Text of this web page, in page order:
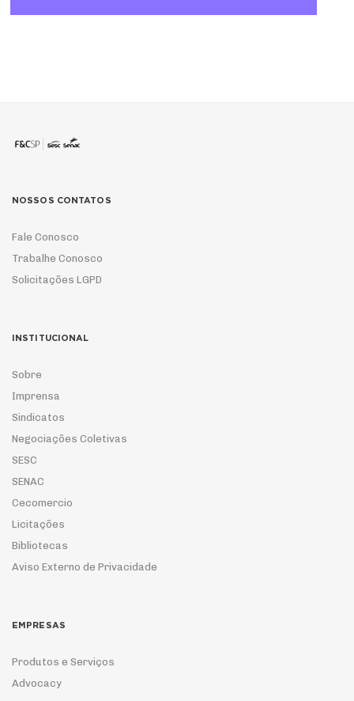
NOSSOS CONTATOS
Fale Conosco
Trabalhe Conosco
Solicitações LGPD
INSTITUCIONAL
Sobre
Imprensa
Sindicatos
Negociações Coletivas
SESC
SENAC
Cecomercio
Licitações
Bibliotecas
Aviso Externo de Privacidade
EMPRESAS
Produtos e Serviços
Advocacy